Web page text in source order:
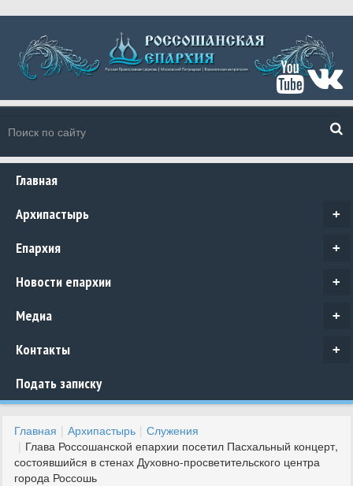
Главная
+
Архипастырь
+
Епархия
+
Новости епархии
+
Медиа
+
Контакты
Подать записку
Главная Архипастырь
Служения
Глава Россошанской епархии посетил Пасхальный концерт,
состоявшийся в стенах Духовно-просветительского центра
города Россошь